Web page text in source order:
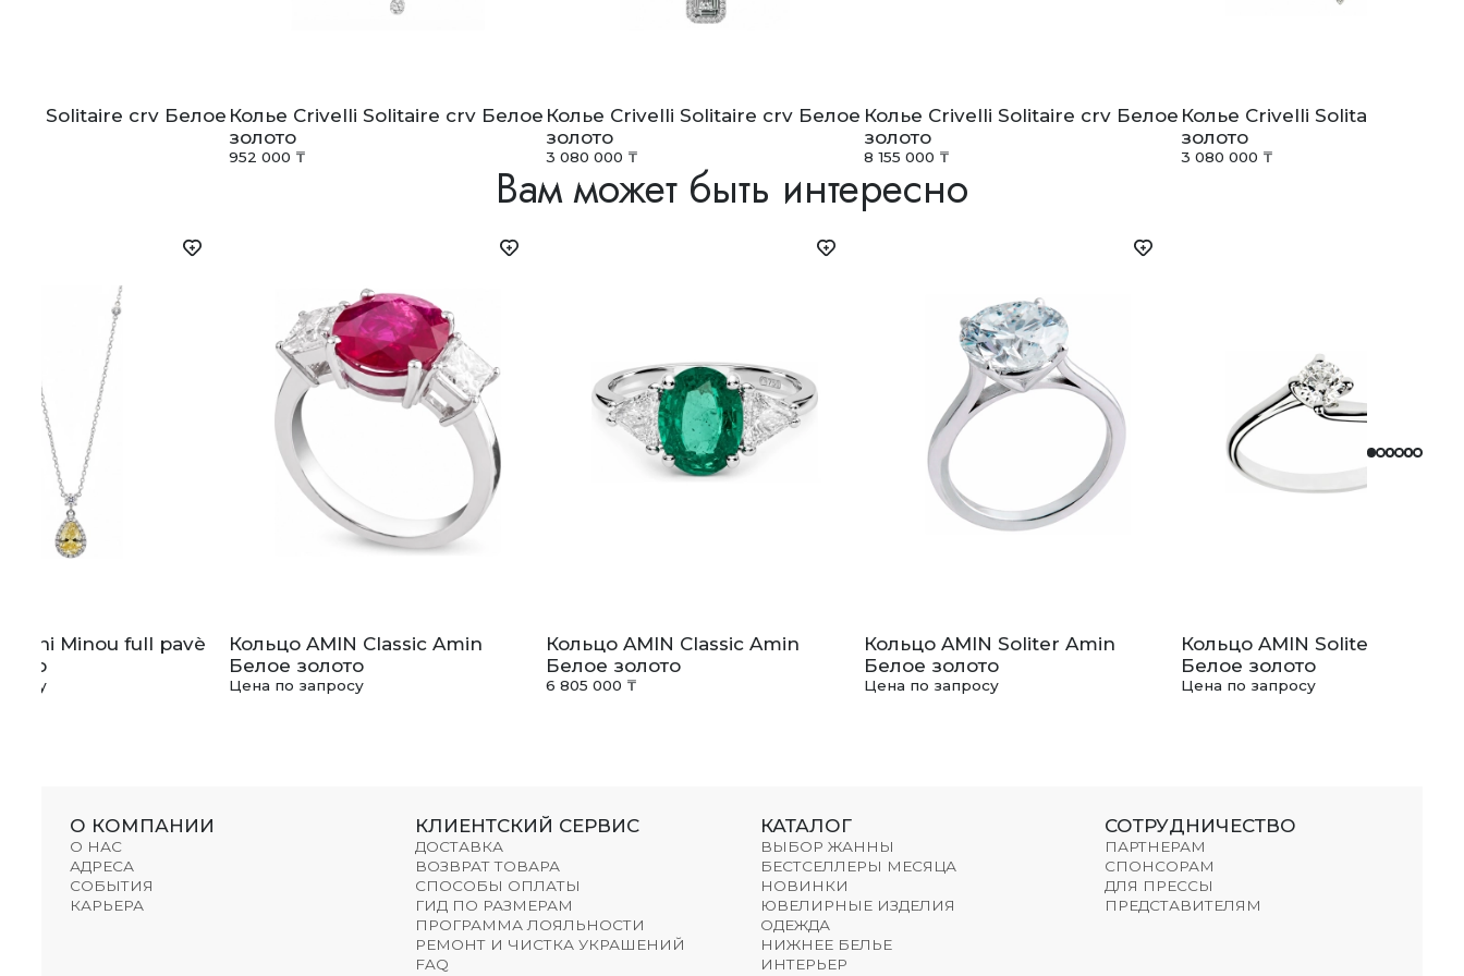
Solitaire crv Белое Колье Crivelli Solitaire crv Белое
золото
952 000 ₸
Колье Crivelli Solitaire crv Белое
золото
3 080 000 ₸
Колье Crivelli Solitaire crv Белое
золото
8 155 000 ₸
Колье Crivelli Solitaire crv
золото
3 080 000 ₸
Вам может быть интересно
Minou full pavè
Кольцо AMIN Classic Amin
Белое золото
Цена по запросу
Кольцо AMIN Classic Amin
Белое золото
6 805 000 ₸
Кольцо AMIN Soliter Amin
Белое золото
Цена по запросу
Кольцо AMIN Soliter Amin
Белое золото
Цена по запросу
О КОМПАНИИ
О НАС
АДРЕСА
СОБЫТИЯ
КАРЬЕРА
КЛИЕНТСКИЙ СЕРВИС
ДОСТАВКА
ВОЗВРАТ ТОВАРА
СПОСОБЫ ОПЛАТЫ
ГИД ПО РАЗМЕРАМ
ПРОГРАММА ЛОЯЛЬНОСТИ
РЕМОНТ И ЧИСТКА УКРАШЕНИЙ
FAQ
КАТАЛОГ
ВЫБОР ЖАННЫ
БЕСТСЕЛЛЕРЫ МЕСЯЦА
НОВИНКИ
ЮВЕЛИРНЫЕ ИЗДЕЛИЯ
ОДЕЖДА
НИЖНЕЕ БЕЛЬЕ
ИНТЕРЬЕР
СОТРУДНИЧЕСТВО
ПАРТНЕРАМ
СПОНСОРАМ
ДЛЯ ПРЕССЫ
ПРЕДСТАВИТЕЛЯМ